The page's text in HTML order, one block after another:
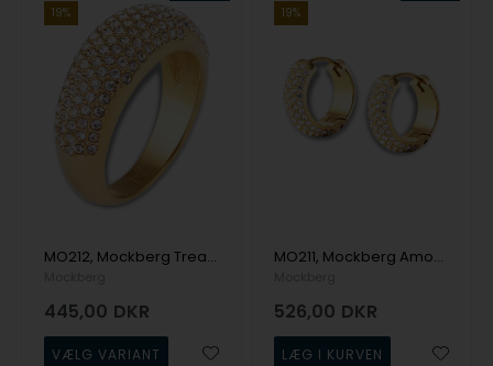
19%
MO212, Mockberg Treasure Gold Ring 50 Ring
445,00 DKR
19%
MO211, Mockberg Amour Gold Hoops Medium Ørering
526,00 DKR